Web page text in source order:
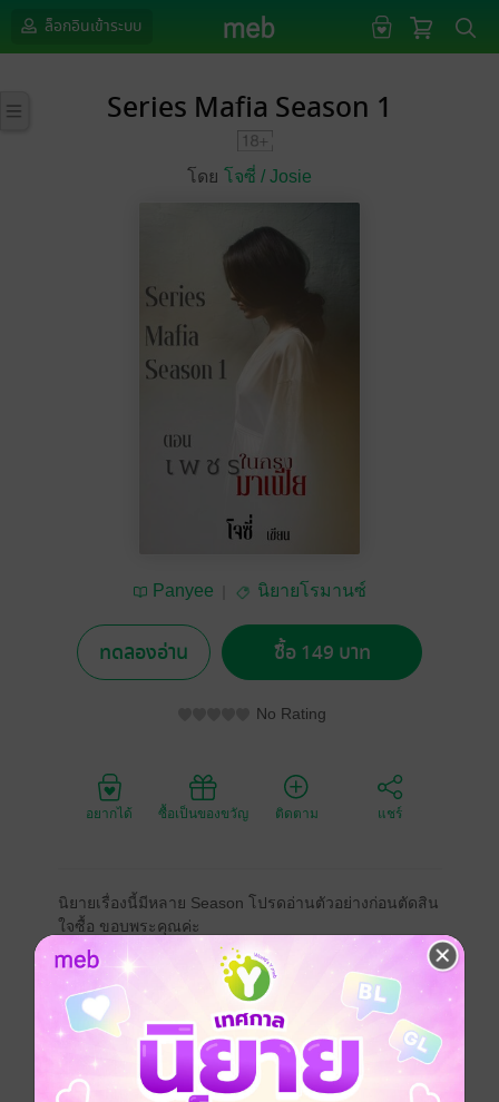
ล็อกอินเข้าระบบ
Series Mafia Season 1
โดย โจซี่ /Josie
Panyee นิยายโรมานซ์
ทดลองอ่าน ซื้อ 149 บาท
No Rating
อยากได้ ซื้อเป็นของขวัญ ติดตาม แชร์
นิยายเรื่องนี้มีหลาย Season โปรดอ่านตัวอย่างก่อนตัดสิน
ใจซื้อ ขอบพระคุณค่ะ
"ควินน์ คูเปอร์" มาเฟียหนุ่มเลือดเย็นทว่านิสัยใจร้อนยิ่ง
กว่าเปลวเพลิง เขาคือเจ้าของต่างหูล้ำค่ามหาศาลที่หายไป
อย่างไร้ร่องรอย มันถูกประดิษฐ์ขึ้นจากเพชรหายากสีชมพู
สดและยังเป็นเพชรประจำตระกูลอีกด้วย